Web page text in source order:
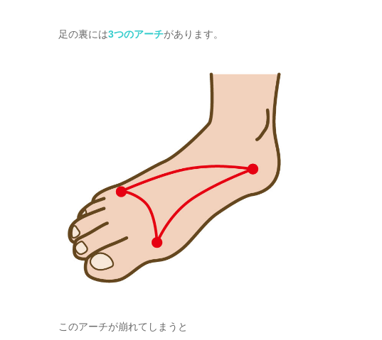
足の裏には3つのアーチがあります。
このアーチが崩れてしまうと